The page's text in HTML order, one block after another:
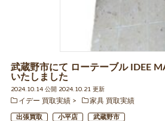
武蔵野市にて ローテーブル IDEE
いたしました
2024.10.14 公開 2024.10.21 更新
イデー 買取実績
家具 買取実績
出張買取 小平店 武蔵野市